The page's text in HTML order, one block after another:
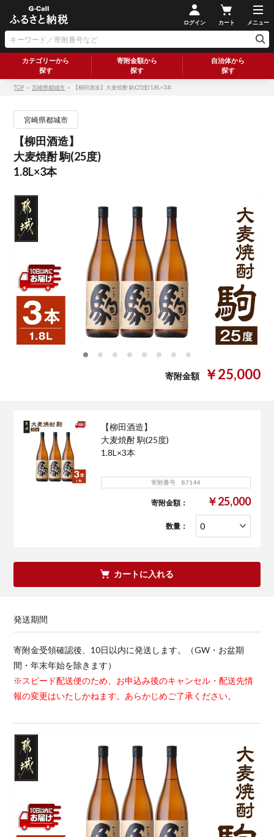
ログイン カート メニュー
カテゴリーから
探す
寄附金額から
探す
自治体から
探す
TOP ＞宮崎県都城市 ＞ 【柳田酒造】大麦焼酎 駒(25度)1.8L×3本
宮崎県都城市
【柳田酒造】
大麦焼酎 駒(25度)
1.8L×3本
寄附金額 ￥25,000
【柳田酒造】
大麦焼酎 駒(25度)
1.8L×3本
寄附番号 87144
寄附金額： ￥25,000
数量：
カートに入れる
発送期間
寄附金受領確認後、10日以内に発送します。（GW・お盆期
間・年末年始を除きます）
※スピード配送便のため、お申込み後のキャンセル・配送先情
報の変更はいたしかねます。あらかじめご了承ください。